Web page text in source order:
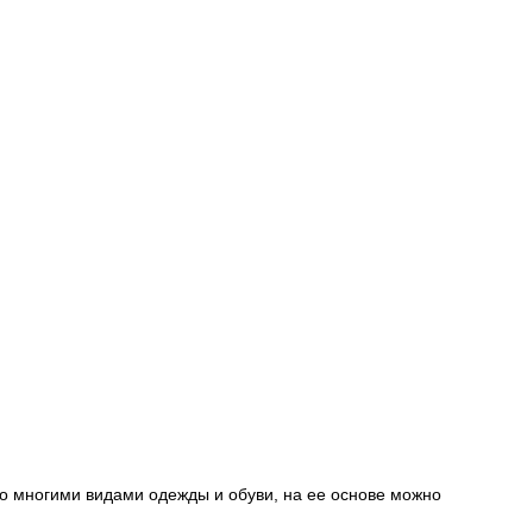
многими видами одежды и обуви, на ее основе можно